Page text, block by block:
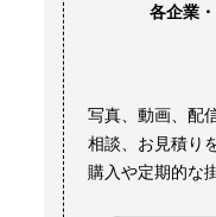
各企業
写真、動画、配
相談、お見積り
購入や定期的な